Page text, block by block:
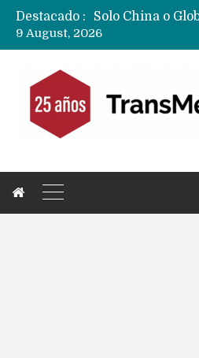
Destacado :
9 August, 2026